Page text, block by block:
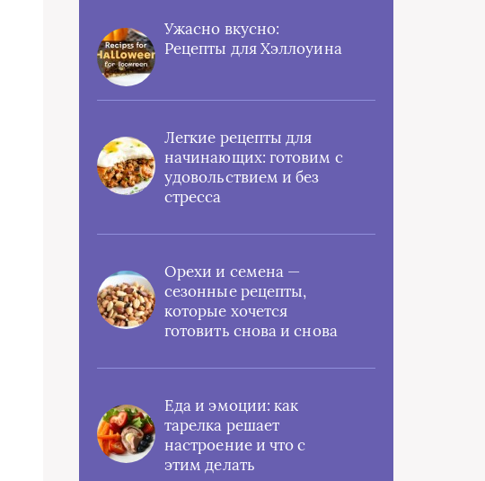
Ужасно вкусно:
Рецепты для Хэллоуина
Легкие рецепты для
начинающих: готовим с
удовольствием и без
стресса
Орехи и семена —
сезонные рецепты,
которые хочется
готовить снова и снова
Еда и эмоции: как
тарелка решает
настроение и что с
этим делать